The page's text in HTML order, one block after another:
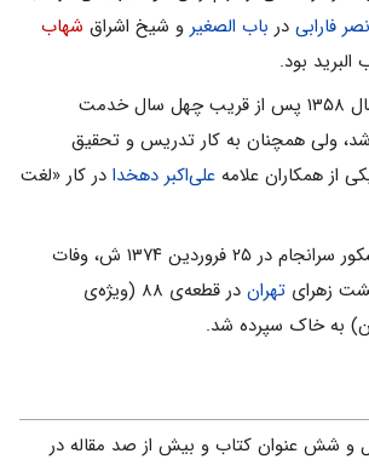
فارابى در باب الصغیر و شیخ اشراق شهاب
البرید بود.
دکتر مشکور در مهر سال ۱۳۵۸ پس از قریب چهل سال خدمت
ولى همچنان به کار تدریس و تحقیق
از همکاران علامه على‌اکبر دهخدا در کار «لغت
مرحوم محمدجواد مشکور سرانجام در ۲۵ فروردین ۱۳۷۴ ش، وفات
زهرای تهران
در قطعه‌ى ۸۸ (ویژه‌ى
به خاک سپرده شد.
و شش عنوان کتاب و بیش از صد مقاله در